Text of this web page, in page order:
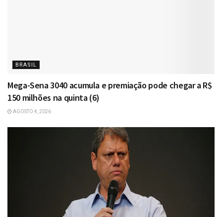
BRASIL
Mega-Sena 3040 acumula e premiação pode chegar a R$
150 milhões na quinta (6)
AGOSTO 4, 2026